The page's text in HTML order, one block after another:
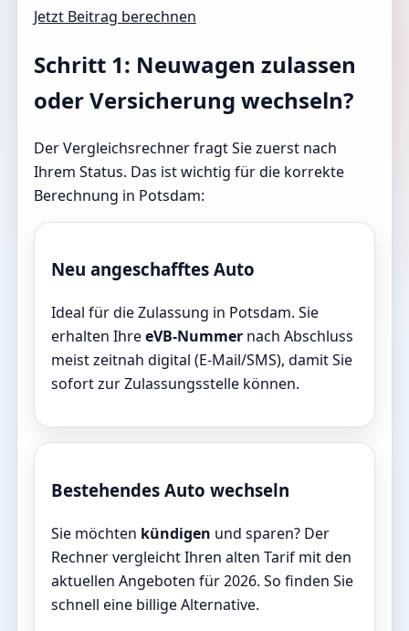
Jetzt Beitrag berechnen
Schritt 1: Neuwagen zulassen
oder Versicherung wechseln?
Der Vergleichsrechner fragt Sie zuerst nach
Ihrem Status. Das ist wichtig für die korrekte
Berechnung in Potsdam:
Neu angeschafftes Auto
Ideal für die Zulassung in Potsdam. Sie
erhalten IhreeVB-Nummer nach Abschluss
meist zeitnah digital (E-Mail/SMS), damit Sie
sofort zur Zulassungsstelle können.
Bestehendes Auto wechseln
Sie möchten kündigen und sparen? Der
Rechner vergleicht Ihren alten Tarif mit den
aktuellen Angeboten für 2026. So finden Sie
schnell eine billige Alternative.